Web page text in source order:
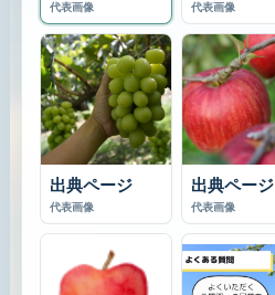
代表画像 代表画像
出典ページ
代表画像
出典ページ
代表画像